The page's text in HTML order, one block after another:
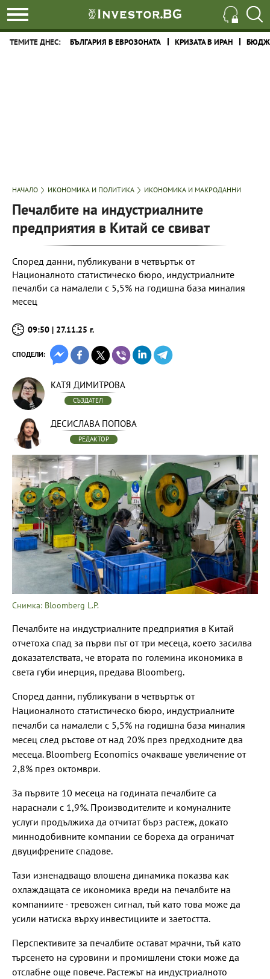
ТЕМИТЕ ДНЕС: БЪЛГАРИЯ В ЕВРОЗОНАТА КРИЗАТА В ИРАН
НАЧАЛО ИКОНОМИКА И ПОЛИТИКА ИКОНОМИКА И МАКРОДАННИ
Печалбите на индустриалните
предприятия в Китай се свиват
Според данни, публикувани в четвъртък от
Националното статистическо бюро, индустриалните
печалби са намалели с 5,5% на годишна база миналия
месец
09:50 | 27.11.25 г.
СПОДЕЛИ:
КАТЯ ДИМИТРОВА
СЪЗДАТЕЛ
ДЕСИСЛАВА ПОПОВА
РЕДАКТОР
Снимка: Bloomberg L.P.
Печалбите на индустриалните предприятия в Китай
отчетоха спад за първи път от три месеца, което засилва
доказателствата, че втората по големина икономика в
света губи инерция, предава Bloomberg.
Според данни, публикувани в четвъртък от
Националното статистическо бюро, индустриалните
печалби са намалели с 5,5% на годишна база миналия
месец след ръстове от над 20% през предходните два
месеца. Bloomberg Economics очакваше увеличение от
2,8% през октомври.
За първите 10 месеца на годината печалбите са
нараснали с 1,9%. Производителите и комуналните
услуги продължиха да отчитат бърз растеж, докато
миннодобивните компании се бореха да ограничат
двуцифрените спадове.
Тази изненадващо влошена динамика показва как
охлаждащата се икономика вреди на печалбите на
компаниите - тревожен сигнал, тъй като това може да
усили натиска върху инвестициите и заетостта.
Перспективите за печалбите остават мрачни, тъй като
търсенето на суровини и промишлени стоки може да
отслабне още повече. Растежът на индустриалното